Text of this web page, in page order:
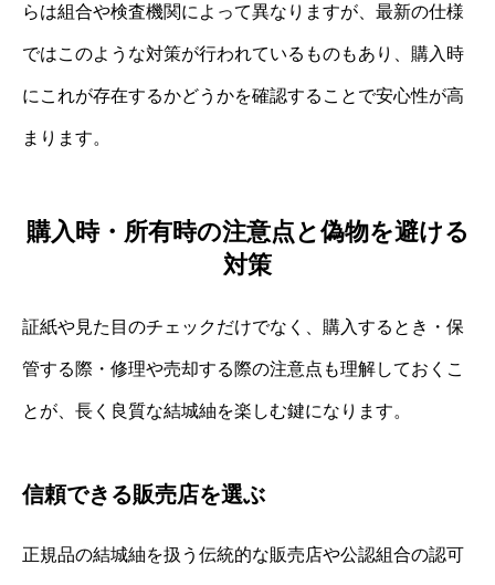
らは組合や検査機関によって異なりますが、最新の仕様
ではこのような対策が行われているものもあり、購入時
にこれが存在するかどうかを確認することで安心性が高
まります。
購入時・所有時の注意点と偽物を避ける
対策
証紙や見た目のチェックだけでなく、購入するとき・保
管する際・修理や売却する際の注意点も理解しておくこ
とが、長く良質な結城紬を楽しむ鍵になります。
信頼できる販売店を選ぶ
正規品の結城紬を扱う伝統的な販売店や公認組合の認可